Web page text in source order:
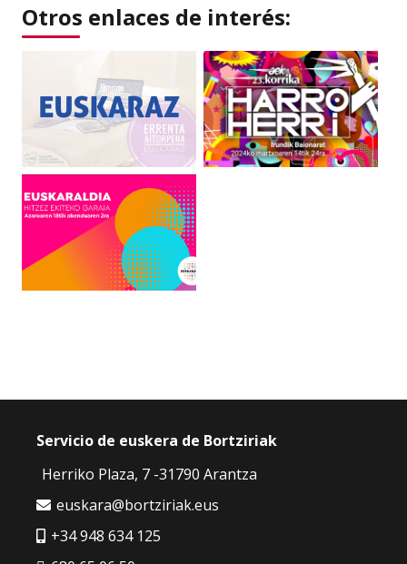
Otros enlaces de interés:
Servicio de euskera de Bortziriak
Herriko Plaza, 7 -31790 Arantza
euskara@bortziriak.eus
+34 948 634 125